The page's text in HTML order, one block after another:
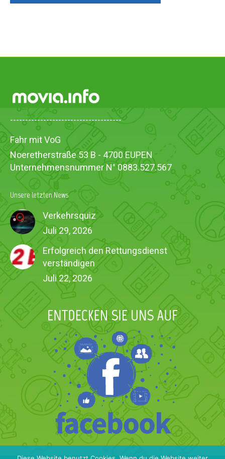
-------------------------------------
Fahr mit VoG
Noeretherstraße 53 B - 4700 EUPEN
Unternehmensnummer N° 0883.527.567
Unsere letzten News
Verkehrsquiz
Juli 29, 2026
Erfolgreich den Rettungsdienst
verständigen
Juli 22, 2026